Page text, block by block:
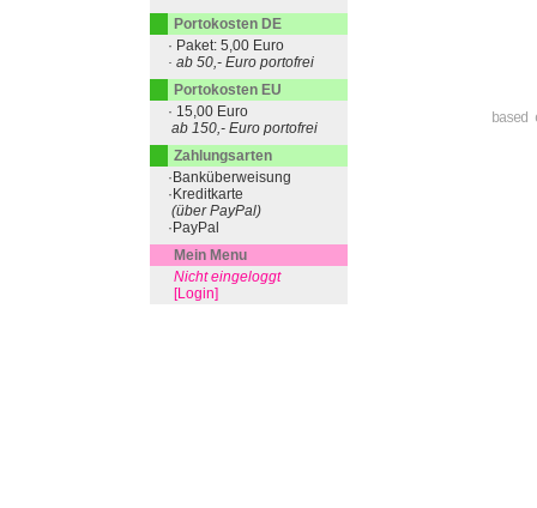
Portokosten DE
· Paket: 5,00 Euro
· ab 50,- Euro portofrei
Portokosten EU
· 15,00 Euro
ab 150,- Euro portofrei
Zahlungsarten
·Banküberweisung
·Kreditkarte
(über PayPal)
·PayPal
Mein Menu
Nicht eingeloggt
[Login]